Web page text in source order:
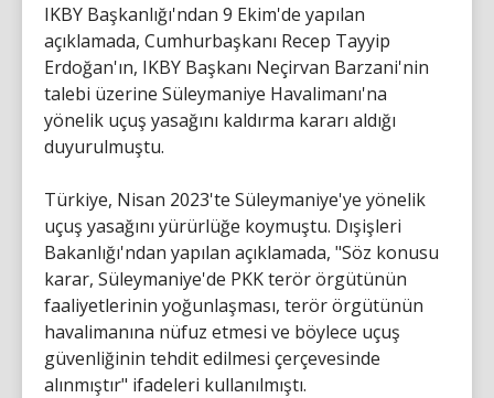
IKBY Başkanlığı'ndan 9 Ekim'de yapılan
açıklamada, Cumhurbaşkanı Recep Tayyip
Erdoğan'ın, IKBY Başkanı Neçirvan Barzani'nin
talebi üzerine Süleymaniye Havalimanı'na
yönelik uçuş yasağını kaldırma kararı aldığı
duyurulmuştu.
Türkiye, Nisan 2023'te Süleymaniye'ye yönelik
uçuş yasağını yürürlüğe koymuştu. Dışişleri
Bakanlığı'ndan yapılan açıklamada, "Söz konusu
karar, Süleymaniye'de PKK terör örgütünün
faaliyetlerinin yoğunlaşması, terör örgütünün
havalimanına nüfuz etmesi ve böylece uçuş
güvenliğinin tehdit edilmesi çerçevesinde
alınmıştır" ifadeleri kullanılmıştı.